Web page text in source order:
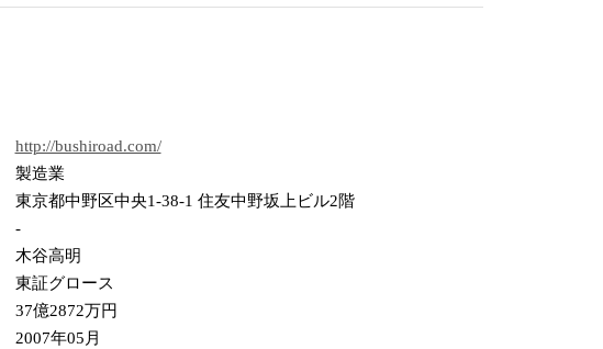
http://bushiroad.com/
製造業
東京都中野区中央1-38-1 住友中野坂上ビル2階
-
木谷高明
東証グロース
37億2872万円
2007年05月